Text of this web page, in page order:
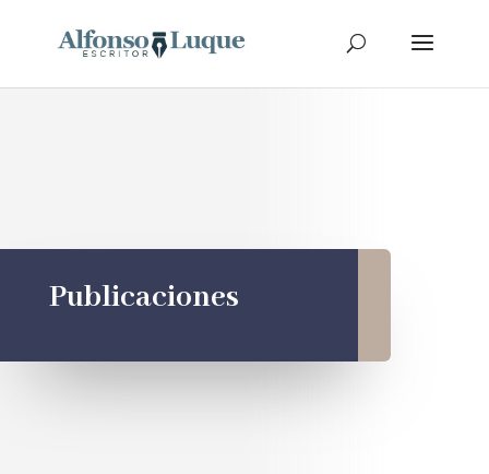
Publicaciones